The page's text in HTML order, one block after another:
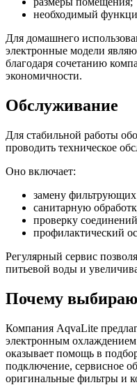
необходимый
Для домашнего
электронные модели
благодаря сочетанию
экономичности.
Обслуживание
Для стабильной работы
проводить техническое
Оно включает:
замену фильтрующих
санитарную
проверку
профилактический
Регулярный сервис
питьевой воды и
Почему
Компания AqvaLite
электронным
оказывает помощь в
подключение, сервисное
оригинальные фильтры и